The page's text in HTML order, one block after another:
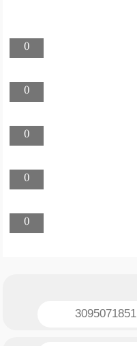
0
0
0
0
0
3095071851